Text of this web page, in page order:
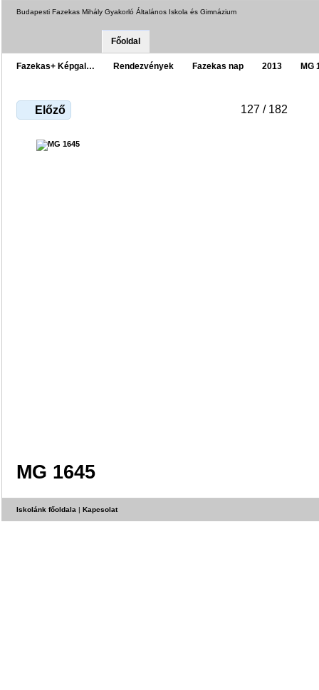
Budapesti Fazekas Mihály Gyakorló Általános Iskola és Gimnázium
Főoldal
Fazekas+ Képgal… Rendezvények Fazekas nap 2013 MG
Előző 127 / 182
MG 1645
Iskolánk főoldala | Kapcsolat